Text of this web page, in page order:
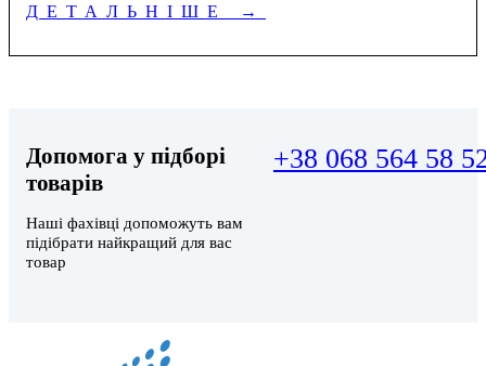
ДЕТАЛЬНІШЕ →
Допомога у підборі
товарів
Наші фахівці допоможуть вам
підібрати найкращий для вас
товар
+38 068 564 58